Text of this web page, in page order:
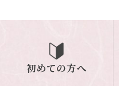
初めての方へ